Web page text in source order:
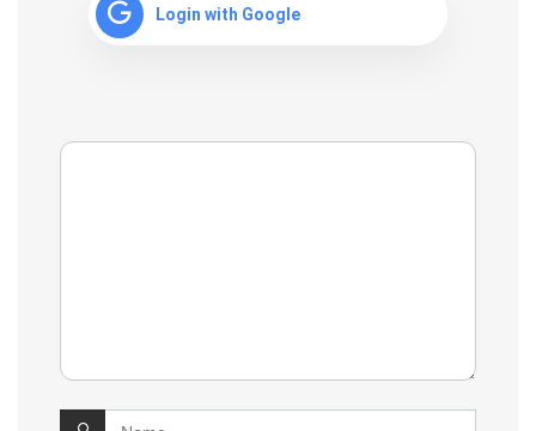
Login with Google